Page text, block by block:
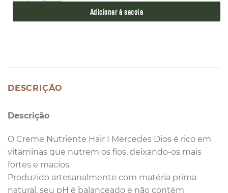
Adicionar à sacola
DESCRIÇÃO
Descrição
O Creme Nutriente Hair I Mercedes Dios é rico em
vitaminas que nutrem os fios, deixando-os mais
fortes e macios.
Produzido artesanalmente com matéria prima
natural, seu pH é balanceado e não contém